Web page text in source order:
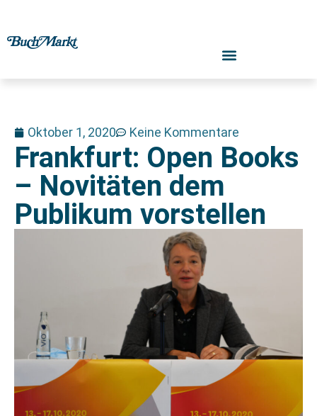
Oktober 1, 2020 Keine Kommentare
Frankfurt: Open Books
– Novitäten dem
Publikum vorstellen